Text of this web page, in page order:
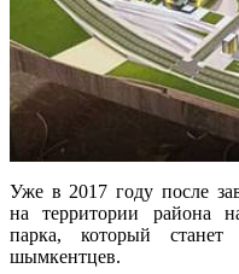
Уже в 2017 году после
на территории района
парка, который
шымкентцев.